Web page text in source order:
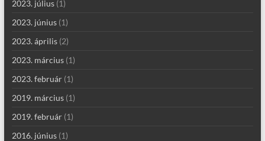
2023. július(1)
2023. június(1)
2023. április(2)
2023. március(1)
2023. február(1)
2019. március(1)
2019. február(1)
2016. június(1)